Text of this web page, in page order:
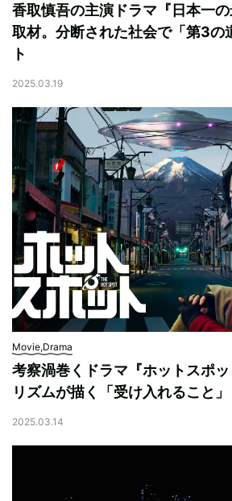
香取慎吾の主演ドラマ『日本一
取材。分断された社会で「第3の
ト
2025.03.19
Movie,Drama
考察渦巻くドラマ『ホットスポ
リズムが描く「受け入れること」
2025.03.14